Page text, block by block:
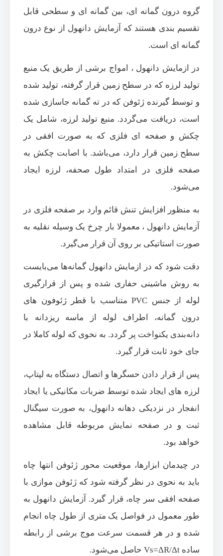
گروه درون گمانه ‌ای، بین گمانه‌ ای و سطحی قابل
تقسیم‌ بندی هستند که آزمایش دانهول از نوع درون
گمانه ‌ای است.
در ازمایش دانهول ، امواج برشی از طریق یک منبع
تولید لرزه که در سطح زمین قرار گرفته، تولید شده
و توسط گیرنده ژئوفن که در ته گمانه جاسازی شده
است، دریافت می‌گردد. منبع تولید لرزه، شامل یک
چکش و صفحه ای فلزی که به صورت افقی در
سطح زمین قرار دارد، می‌باشد. با اصابت چکش به
صفحه فلزی در امتداد طول صحفه، لرزه ایجاد
می‌شود.
به منظور افزایش تنش قائم وارد بر صفحه فلزی در
آزمایش دانهول ، معمولا بار چرخ یک وسیله نقلیه به
صورت استاتیکی بر روی آن قرار می‌گیرد.
دقت شود که در ازمایش دانهول گمانه‌ها می‌بایست
به روش ماشینی حفاری شده و پس از قرارگیری
لوله از جنس PVC متناسب با قطر ژئوفون های
درون گمانه، اطراف لوله از ماسه ریزدانه با
دانه‌بندی یکنواخت پر گردد. به نحوی که لوله کاملا در
جای خود ثابت قرار گیرد.
پس از قرار دادن حسگرها و اتصال دستگاه به لپتاپ،
لرزه ‌های ایجاد شده توسط ضربات مکانیکی یا ایجاد
انفجار در نزدیکی دهانه دانهول، به صورت سیگنال
ثبت و در صفحه نمایش مربوطه قابل مشاهده
خواهد بود.
در چیدمان ابزارها، موقعیت محور ژئوفن انتها چاه
باید به نحوی در نظر گرفته شود که ژئوفن موازی با
صفحه افقی سر چاه، قرار گیرد. آزمایش دانهول به
طور معمول در فواصل یک متری از طول چاه انجام
شده و در هر قسمت سرعت موج برشی از رابطه
ساده Vs=ΔR/Δt حاصل می‌‌شود.